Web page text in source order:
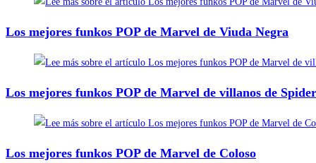
Los mejores funkos POP de Marvel de Viuda Negra
Los mejores funkos POP de Marvel de villanos de
Los mejores funkos POP de Marvel de Coloso